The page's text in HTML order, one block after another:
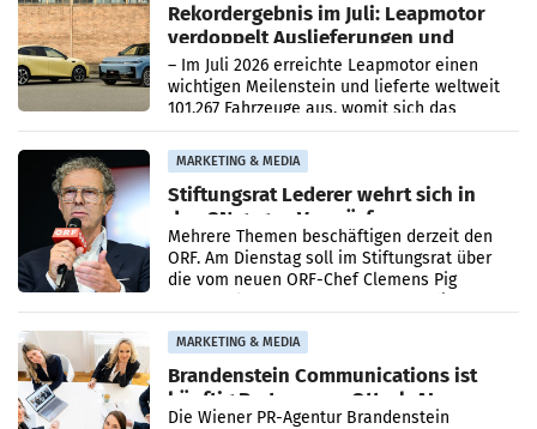
Rekordergebnis im Juli: Leapmotor
verdoppelt Auslieferungen und
überschreitet die 100.000er-Marke
– Im Juli 2026 erreichte Leapmotor einen
wichtigen Meilenstein und lieferte weltweit
101.267 Fahrzeuge aus, womit sich das
Ergebnis gegenüber Juli 2025 mehr als
verdoppelte (+102
MARKETING & MEDIA
Stiftungsrat Lederer wehrt sich in
den SN gegen Vorwürfe
Mehrere Themen beschäftigen derzeit den
ORF. Am Dienstag soll im Stiftungsrat über
die vom neuen ORF-Chef Clemens Pig
MARKETING & MEDIA
Brandenstein Communications ist
künftig Partner von OtterlyAI
Die Wiener PR-Agentur Brandenstein